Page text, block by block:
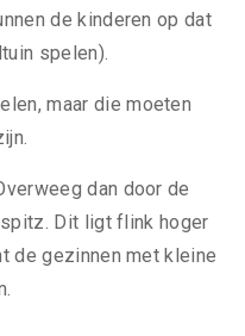
de kinderen op dat
spelen).
maar die moeten
dan door de
Dit ligt flink hoger
de gezinnen met kleine